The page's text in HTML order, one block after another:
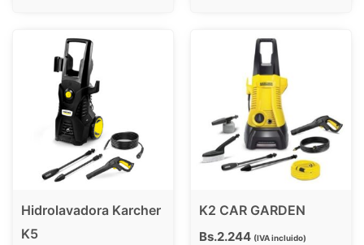
Hidrolavadora Karcher
K5
K2 CAR GARDEN
Bs.2.244 IVA incluido